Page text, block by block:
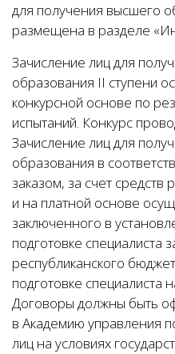
для получения высшего
размещена в разделе
Зачисление лиц для
образования II ступени
конкурсной основе по
испытаний. Конкурс
Зачисление лиц для
образования в
заказом, за счет средств
и на платной основе
заключенного в
подготовке специалиста
республиканского
подготовке специалиста
Договоры должны быть
в Академию управления
лиц на условиях